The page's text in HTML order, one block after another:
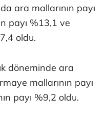
ara mallarının payı
payı %13,1 ve
oldu.
döneminde ara
mallarının payı
payı %9,2 oldu.